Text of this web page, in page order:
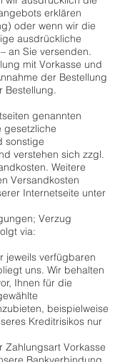
erklären
oder wenn wir die
ausdrückliche
an Sie versenden.
mit Vorkasse und
der Bestellung
Bestellung.
genannten
gesetzliche
sonstige
verstehen sich zzgl.
Weitere
Versandkosten
Internetseite unter
Verzug
via:
jeweils verfügbaren
uns. Wir behalten
Ihnen für die
beispielweise
Kreditrisikos nur
Vorkasse